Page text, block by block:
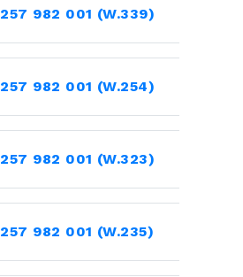
257 982 001 (W.339)
257 982 001 (W.254)
257 982 001 (W.323)
257 982 001 (W.235)